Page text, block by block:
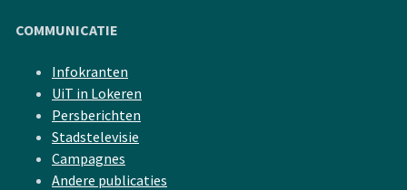
COMMUNICATIE
Infokranten
UiT in Lokeren
Persberichten
Stadstelevisie
Campagnes
Andere publicaties